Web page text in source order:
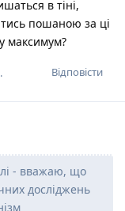
в тіні,
пошаною за ці
максимум?
Відповісти
- вважаю, що
досліджень